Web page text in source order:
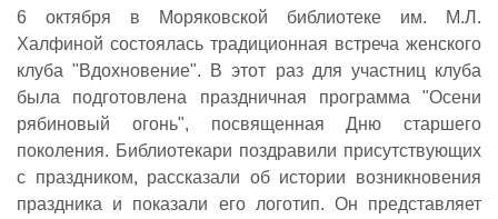
6 октября в Моряковской библиотеке им. М.Л.
Халфиной состоялась традиционная встреча женского
клуба "Вдохновение". В этот раз для участниц клуба
была подготовлена праздничная программа "Осени
рябиновый огонь", посвященная Дню старшего
поколения. Библиотекари поздравили присутствующих
с праздником, рассказали об истории возникновения
праздника и показали его логотип. Он представляет